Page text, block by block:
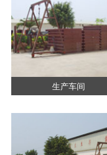
生产车间